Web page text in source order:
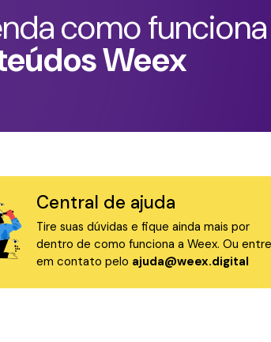
como funciona
Weex
Central de ajuda
Tire suas dúvidas e fique ainda mais por
dentro de como funciona a Weex. Ou entre
em contato pelo ajuda@weex.digital